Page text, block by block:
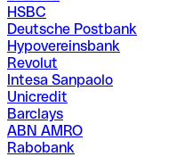
HSBC
Deutsche Postbank
Hypovereinsbank
Revolut
Intesa Sanpaolo
Unicredit
Barclays
ABN AMRO
Rabobank